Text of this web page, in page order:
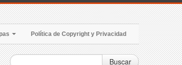
Política de Copyright y Privacidad
Buscar